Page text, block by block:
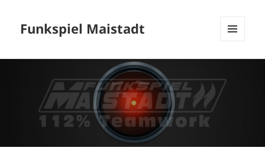
Funkspiel Maistadt